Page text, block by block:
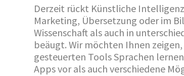
Derzeit rückt Künstliche
Marketing, Übersetzung oder im
Wissenschaft als auch in
beäugt. Wir möchten Ihnen
gesteuerten Tools Sprachen
Apps vor als auch verschiedene